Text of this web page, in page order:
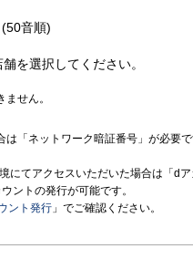
音順)
を選択してください。
せん。
は「ネットワーク暗証番号」が必要
にてアクセスいただいた場合は「d
ントの発行が可能です。
ント発行 」でご確認ください。